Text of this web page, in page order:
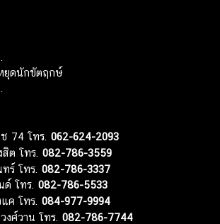
ยุดนักขัตฤกษ์
74 โทร. 062-624-2093
สิต โทร. 082-786-3559
ร์ โทร. 082-786-3337
โทร. 082-786-5533
ค โทร. 084-977-9994
งศ์วาน โทร. 082-786-7744